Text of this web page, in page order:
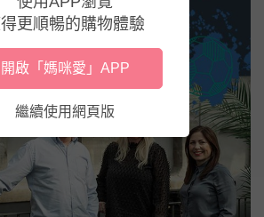
更順暢的購物體驗
開啟「媽咪愛」APP
繼續使用網頁版